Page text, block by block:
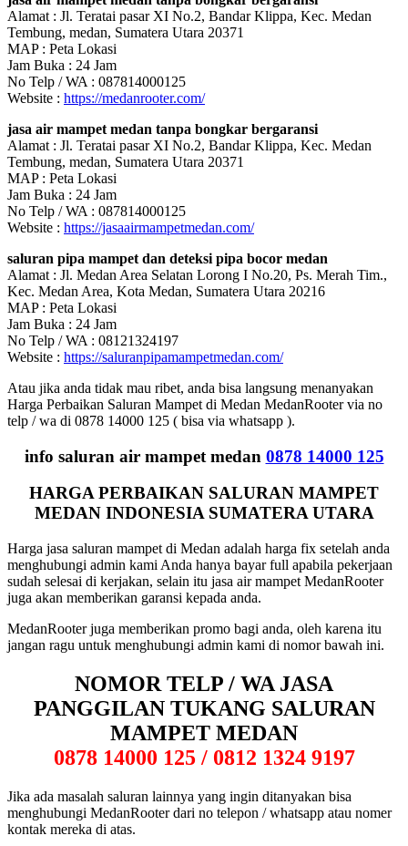
Alamat : Jl. Teratai pasar XI No.2, Bandar Klippa, Kec. Medan
Tembung, medan, Sumatera Utara 20371
MAP : Peta Lokasi
Jam Buka : 24 Jam
No Telp / WA : 087814000125
Website : https://medanrooter.com/
jasa air mampet medan tanpa bongkar bergaransi
Alamat : Jl. Teratai pasar XI No.2, Bandar Klippa, Kec. Medan
Tembung, medan, Sumatera Utara 20371
MAP : Peta Lokasi
Jam Buka : 24 Jam
No Telp / WA : 087814000125
Website : https://jasaairmampetmedan.com/
saluran pipa mampet dan deteksi pipa bocor medan
Alamat : Jl. Medan Area Selatan Lorong I No.20, Ps. Merah Tim.,
Kec. Medan Area, Kota Medan, Sumatera Utara 20216
MAP : Peta Lokasi
Jam Buka : 24 Jam
No Telp / WA : 08121324197
Website : https://saluranpipamampetmedan.com/
Atau jika anda tidak mau ribet, anda bisa langsung menanyakan
Harga Perbaikan Saluran Mampet di Medan MedanRooter via no
telp / wa di 0878 14000 125 ( bisa via whatsapp ).
info saluran air mampet medan 0878 14000 125
HARGA PERBAIKAN SALURAN MAMPET
MEDAN INDONESIA SUMATERA UTARA
Harga jasa saluran mampet di Medan adalah harga fix setelah anda
menghubungi admin kami Anda hanya bayar full apabila pekerjaan
sudah selesai di kerjakan, selain itu jasa air mampet MedanRooter
juga akan memberikan garansi kepada anda.
MedanRooter juga memberikan promo bagi anda, oleh karena itu
jangan ragu untuk menghubungi admin kami di nomor bawah ini.
NOMOR TELP / WA JASA
PANGGILAN TUKANG SALURAN
MAMPET MEDAN
0878 14000 125 / 0812 1324 9197
Jika ada masalah saluran lainnya yang ingin ditanyakan bisa
menghubungi MedanRooter dari no telepon / whatsapp atau nomer
kontak mereka di atas.